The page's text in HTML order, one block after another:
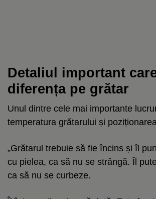
Detaliul important
diferența pe grătar
Unul dintre cele mai importante
temperatura grătarului și
„Grătarul trebuie să fie încins și îl
cu pielea, ca să nu se strângă. Îl
ca să nu se curbeze.